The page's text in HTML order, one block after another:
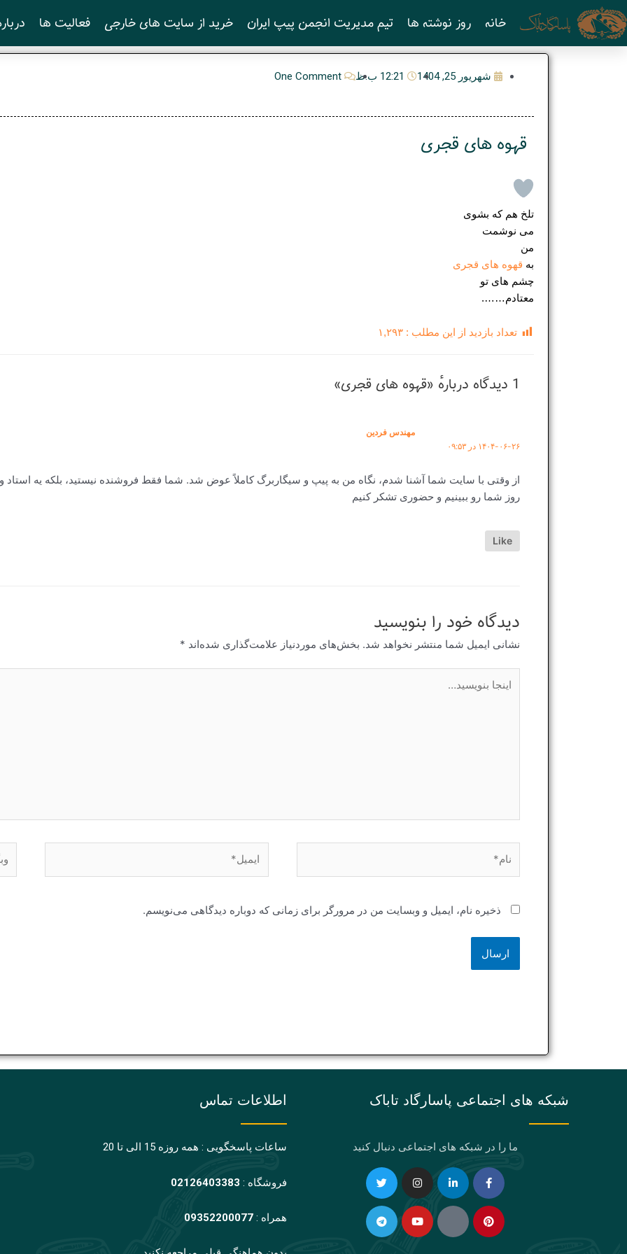
پرش
به
محتوا
خانه روز نوشته ها تیم مدیریت انجمن پیپ ایران خرید از سایت های خارجی فعالیت ها
شهریور 25, 1404 12:21 ب.ظ One Comment
قهوه های قجری
تلخ هم که بشوی
می نوشمت
من
به قهوه های قجری
چشم های تو
معتادم…….
تعداد بازدید از این مطلب : ۱,۲۹۳
1 دیدگاه دربارهٔ «قهوه های قجری»
مهندس فردین
۱۴۰۴-۰۶-۲۶ در ۰۹:۵۳
از وقتی با سایت شما آشنا شدم، نگاه من به پیپ و سیگاربرگ کاملاً عوض شد. شما فقط فروشنده نیستید، بلکه یه استاد
روز شما رو ببینیم و حضوری تشکر کنیم
Like
دیدگاه‌ خود را بنویسید
نشانی ایمیل شما منتشر نخواهد شد. بخش‌های موردنیاز علامت‌گذاری شده‌اند *
بنویسید…
ذخیره نام، ایمیل و وبسایت من در مرورگر برای زمانی که دوباره دیدگاهی می‌نویسم.
شبکه های اجتماعی پاسارگاد تاباک
ما را در شبکه های اجتماعی دنبال کنید
Facebook-
f
Linkedin-
in
Instagram
Twitter Pinterest
Eaparat
Youtube
Telegram
اطلاعات تماس
ساعات پاسخگویی : همه روزه 15 الی تا 20
فروشگاه : 02126403383
همراه :09352200077